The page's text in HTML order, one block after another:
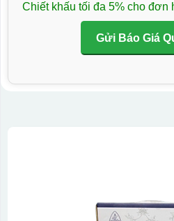
Chiết khấu tối đa 5% cho đơn
Gửi Báo Giá